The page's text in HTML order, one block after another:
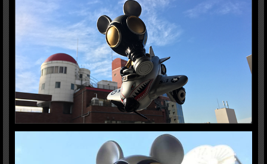
Knuckle氏。WATCH OUT! HE'S ATTCKING FROM THE DARK！